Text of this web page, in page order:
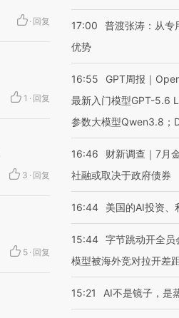
· 回复
1 · 回复
3 · 回复
5 · 回复
17:00
普渡张涛：从专
优势
16:55
GPT周报｜
最新入门模型GPT-5.6
参数大模型Qwen3.8；
16:46
财新调查｜7月
社融或取决于政府债券
16:44 美国的AI投资、
15:44 字节跳动开全员
模型被海外竞对拉开差
15:21 AI不是镜子，是